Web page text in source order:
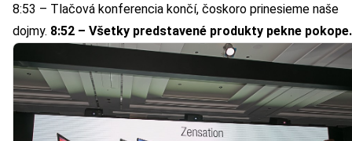
8:53 – Tlačová konferencia končí, čoskoro prinesieme naše
dojmy. 8:52 – Všetky predstavené produkty pekne pokope.